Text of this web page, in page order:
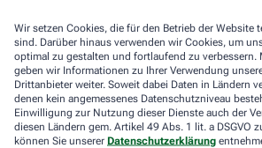
Wir setzen Cookies, die für den Betrieb der Website
sind. Darüber hinaus verwenden wir Cookies, um
optimal zu gestalten und fortlaufend zu verbessern.
geben wir Informationen zu Ihrer Verwendung
Drittanbieter weiter. Soweit dabei Daten in Ländern
denen kein angemessenes Datenschutzniveau
Einwilligung zur Nutzung dieser Dienste auch der
diesen Ländern gem. Artikel 49 Abs. 1 lit. a DSGVO
können Sie unserer Datenschutzerklärung
Gewichtszunahme trägt allerdings nicht
besser fühlt. Mediziner raten, besser zu B-
Die liefern unter anderem Baustoffe für
Energiestoffwechsel und unterstützen die
Kontraproduktiv beim Wintertief: sich
zurückzuziehen. Im Gegenteil: Aktiv zu
Freunden etwas zu unternehmen, viel